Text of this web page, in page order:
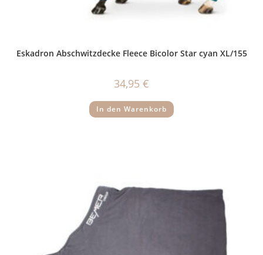
Eskadron Abschwitzdecke Fleece Bicolor Star cyan XL/155
34,95 €
In den Warenkorb